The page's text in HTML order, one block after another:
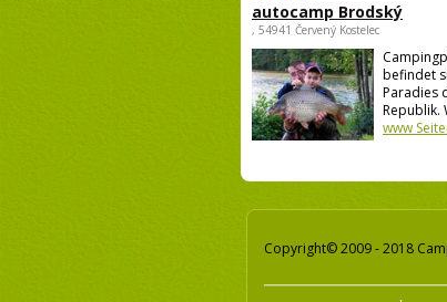
autocamp Brodský
, 54941 Červený Kostelec
befindet
Paradies
Republik.
www
Copyright© 2009 - 2018